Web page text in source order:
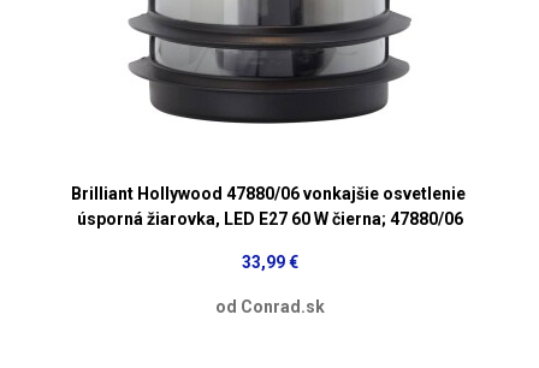
Brilliant Hollywood 47880/06 vonkajšie osvetlenie
úsporná žiarovka, LED E27 60 W čierna; 47880/06
33,99 €
od Conrad.sk